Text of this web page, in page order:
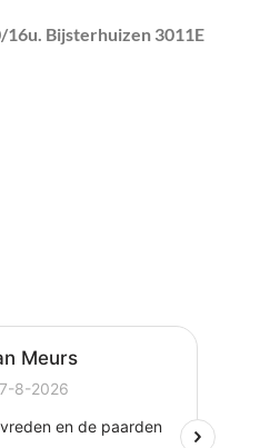
Bijsterhuizen 3011E